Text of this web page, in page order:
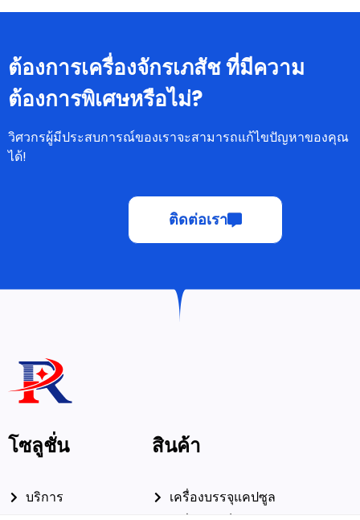
ต้องการเครื่องจักรเภสัช ที่มีความ
ต้องการพิเศษหรือไม่?
วิศวกรผู้มีประสบการณ์ของเราจะสามารถแก้ไขปัญหาของคุณ
ได้!
ติดต่อเรา
โซลูชั่น
บริการ
สินค้า
เครื่องบรรจุแคปซูล
เครื่องอัดเม็ดยา
This website uses cookies to ensure you get the best